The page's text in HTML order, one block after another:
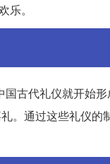
。
古代礼仪就开始
。通过这些礼仪